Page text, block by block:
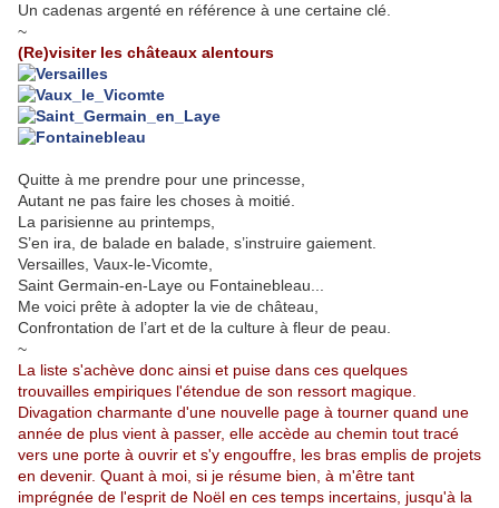
Un cadenas argenté en référence à une certaine clé.
~
(Re)visiter les châteaux alentours
Quitte à me prendre pour une princesse,
Autant ne pas faire les choses à moitié.
La parisienne au printemps,
S’en ira, de balade en balade, s’instruire gaiement.
Versailles, Vaux-le-Vicomte,
Saint Germain-en-Laye ou Fontainebleau...
Me voici prête à adopter la vie de château,
Confrontation de l’art et de la culture à fleur de peau.
~
La liste s'achève donc ainsi et puise dans ces quelques
trouvailles empiriques l'étendue de son ressort magique.
Divagation charmante d'une nouvelle page à tourner quand une
année de plus vient à passer, elle accède au chemin tout tracé
vers une porte à ouvrir et s'y engouffre, les bras emplis de projets
en devenir. Quant à moi, si je résume bien, à m'être tant
imprégnée de l'esprit de Noël en ces temps incertains, jusqu'à la